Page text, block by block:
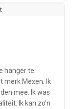
hanger te
merk Mexen. Ik
mee. Ik was
Ik kan zo'n